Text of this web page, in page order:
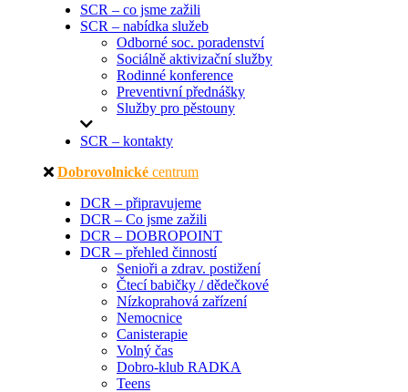
SCR – co jsme zažili
SCR – nabídka služeb
Odborné soc. poradenství
Sociálně aktivizační služby
Rodinné konference
Preventivní přednášky
Služby pro pěstouny
SCR – kontakty
Dobrovolnické centrum
DCR – připravujeme
DCR – Co jsme zažili
DCR – DOBROPOINT
DCR – přehled činností
Senioři a zdrav. postižení
Čtecí babičky / dědečkové
Nízkoprahová zařízení
Nemocnice
Canisterapie
Volný čas
Dobro-klub RADKA
Teens